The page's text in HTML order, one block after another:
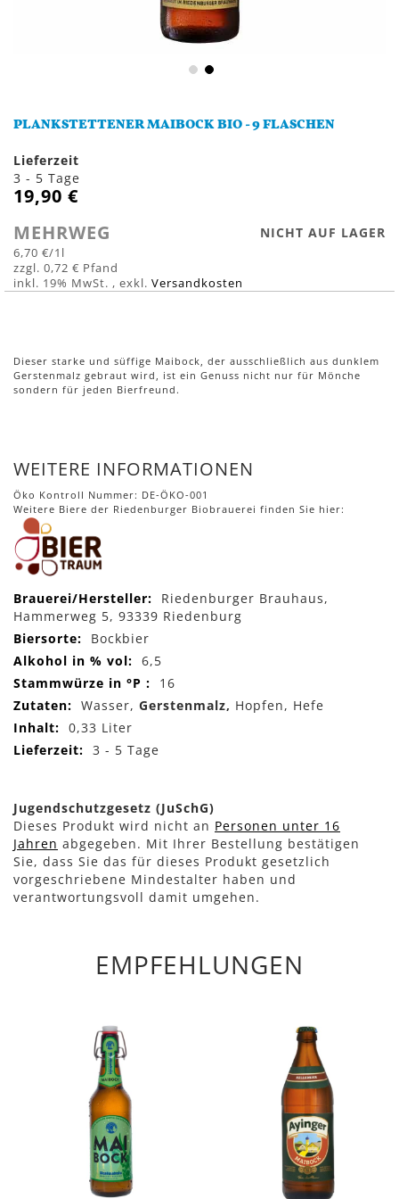
PLANKSTETTENER MAIBOCK BIO - 9 FLASCHEN
Lieferzeit
3 - 5 Tage
19,90 €
MEHRWEG
6,70 €/1l
0,72 €
inkl. 19% MwSt. , exkl. Versandkosten
NICHT AUF LAGER
Dieser starke und süffige Maibock, der ausschließlich aus dunklem
Gerstenmalz gebraut wird, ist ein Genuss nicht nur für Mönche
sondern für jeden Bierfreund.
der
springen
WEITERE INFORMATIONEN
Öko Kontroll Nummer: DE-ÖKO-001
Weitere Biere der Riedenburger Biobrauerei finden Sie hier:
Mehr
Informationen
Riedenburger Brauhaus,
Hammerweg 5, 93339 Riedenburg
Bockbier
6,5
16
Wasser, Gerstenmalz, Hopfen, Hefe
0,33 Liter
3 - 5 Tage
Jugendschutzgesetz (JuSchG)
Dieses Produkt wird nicht an Personen unter 16
Jahren abgegeben. Mit Ihrer Bestellung bestätigen
Sie, dass Sie das für dieses Produkt gesetzlich
vorgeschriebene Mindestalter haben und
verantwortungsvoll damit umgehen.
EMPFEHLUNGEN